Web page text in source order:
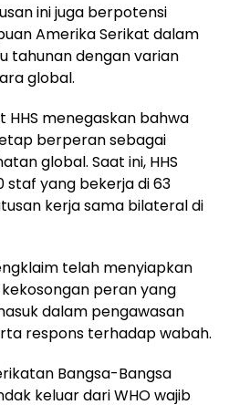
ini juga berpotensi
Amerika Serikat dalam
tahunan dengan varian
global.
HHS menegaskan bahwa
berperan sebagai
global. Saat ini, HHS
staf yang bekerja di 63
kerja sama bilateral di
telah menyiapkan
peran yang
dalam pengawasan
respons terhadap wabah.
Bangsa-Bangsa
keluar dari WHO wajib